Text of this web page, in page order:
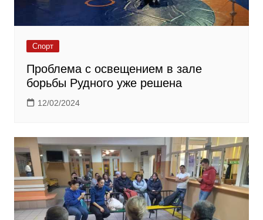
Спорт
Проблема с освещением в зале
борьбы Рудного уже решена
12/02/2024